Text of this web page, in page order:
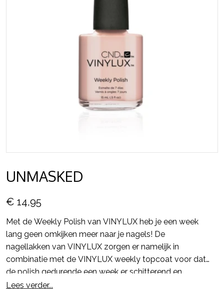
UNMASKED
€ 14,95
Met de Weekly Polish van VINYLUX heb je een week
lang geen omkijken meer naar je nagels! De
nagellakken van VINYLUX zorgen er namelijk in
combinatie met de VINYLUX weekly topcoat voor dat
de polish gedurende een week er schitterend en
glanzend uit blijft zien en alsmaar sterker wordt.
Lees verder...